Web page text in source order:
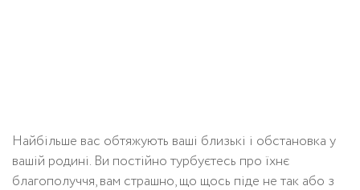
Найбільше вас обтяжують ваші близькі і обстановка у
вашій родині. Ви постійно турбуєтесь про їхнє
благополуччя, вам страшно, що щось піде не так або з